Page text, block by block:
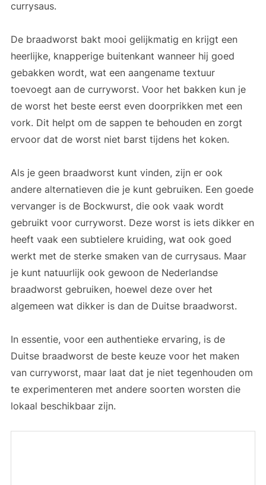
currysaus.
De braadworst bakt mooi gelijkmatig en krijgt een
heerlijke, knapperige buitenkant wanneer hij goed
gebakken wordt, wat een aangename textuur
toevoegt aan de curryworst. Voor het bakken kun je
de worst het beste eerst even doorprikken met een
vork. Dit helpt om de sappen te behouden en zorgt
ervoor dat de worst niet barst tijdens het koken.
Als je geen braadworst kunt vinden, zijn er ook
andere alternatieven die je kunt gebruiken. Een goede
vervanger is de Bockwurst, die ook vaak wordt
gebruikt voor curryworst. Deze worst is iets dikker en
heeft vaak een subtielere kruiding, wat ook goed
werkt met de sterke smaken van de currysaus. Maar
je kunt natuurlijk ook gewoon de Nederlandse
braadworst gebruiken, hoewel deze over het
algemeen wat dikker is dan de Duitse braadworst.
In essentie, voor een authentieke ervaring, is de
Duitse braadworst de beste keuze voor het maken
van curryworst, maar laat dat je niet tegenhouden om
te experimenteren met andere soorten worsten die
lokaal beschikbaar zijn.